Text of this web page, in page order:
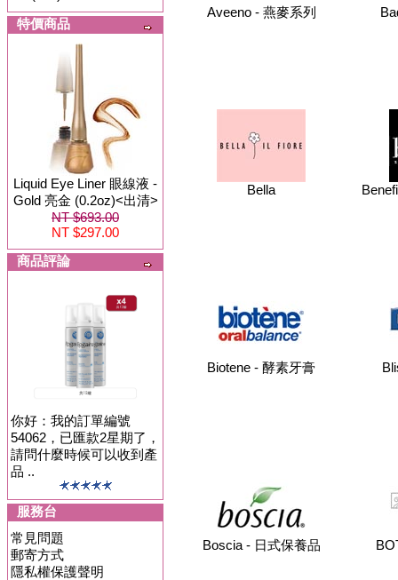
特價商品
Liquid Eye Liner 眼線液 -
Gold 亮金 (0.2oz)<出清>
NT $693.00
NT $297.00
商品評論
你好：我的訂單編號
54062，已匯款2星期了，
請問什麼時候可以收到產
品 ..
服務台
常見問題
郵寄方式
隱私權保護聲明
Aveeno - 燕麥系列
Bella
Biotene - 酵素牙膏
Boscia - 日式保養品